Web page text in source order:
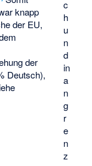
c
h
u
n
d
in
a
n
g
r
e
n
z
knapp
der EU,
der
Deutsch),